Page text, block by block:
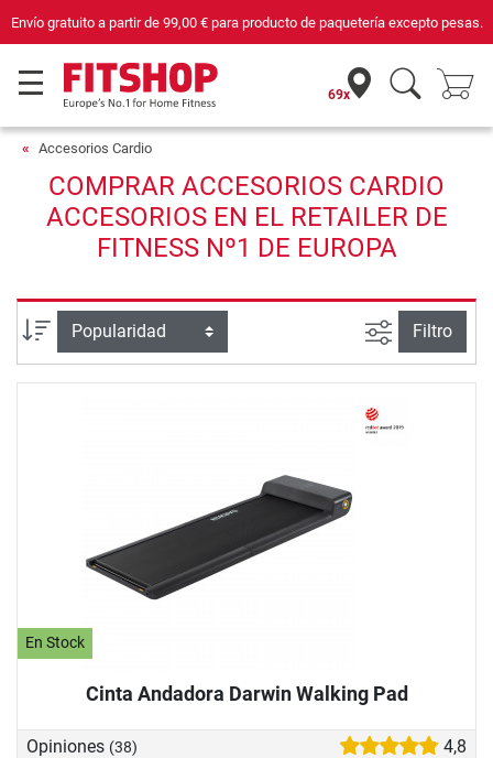
Envío gratuito a partir de 99,00 €para producto de paquetería excepto pesas.
69x
Accesorios Cardio
COMPRAR ACCESORIOS CARDIO
ACCESORIOS EN EL RETAILER DE
FITNESS Nº1 DE EUROPA
Ordenar por Busqueda
Filtro
En Stock
Cinta Andadora Darwin Walking Pad
Opiniones (38) 4,8